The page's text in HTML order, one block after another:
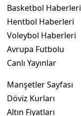
Basketbol Haberleri
Hentbol Haberleri
Voleybol Haberleri
Avrupa Futbolu
Canlı Yayınlar
Manşetler Sayfası
Döviz Kurları
Altın Fiyatları